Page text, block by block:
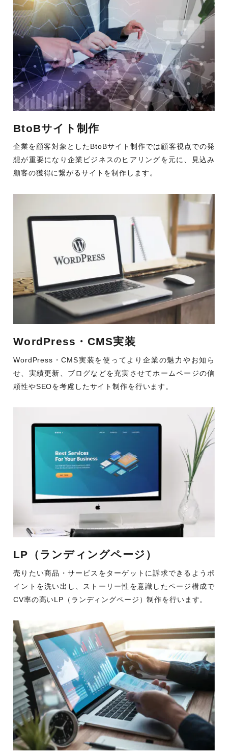
BtoBサイト制作
企業を顧客対象としたBtoBサイト制作では顧客視点での発
想が重要になり企業ビジネスのヒアリングを元に、見込み
顧客の獲得に繋がるサイトを制作します。
WordPress・CMS実装
WordPress・CMS実装を使ってより企業の魅力やお知ら
せ、実績更新、ブログなどを充実させてホームページの信
頼性やSEOを考慮したサイト制作を行います。
LP（ランディングページ）
売りたい商品・サービスをターゲットに訴求できるようポ
イントを洗い出し、ストーリー性を意識したページ構成で
CV率の高いLP（ランディングページ）制作を行います。